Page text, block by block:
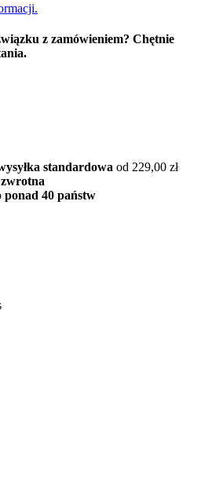
z zamówieniem? Chętnie
standardowa od 229,00 zł
ponad 40 państw